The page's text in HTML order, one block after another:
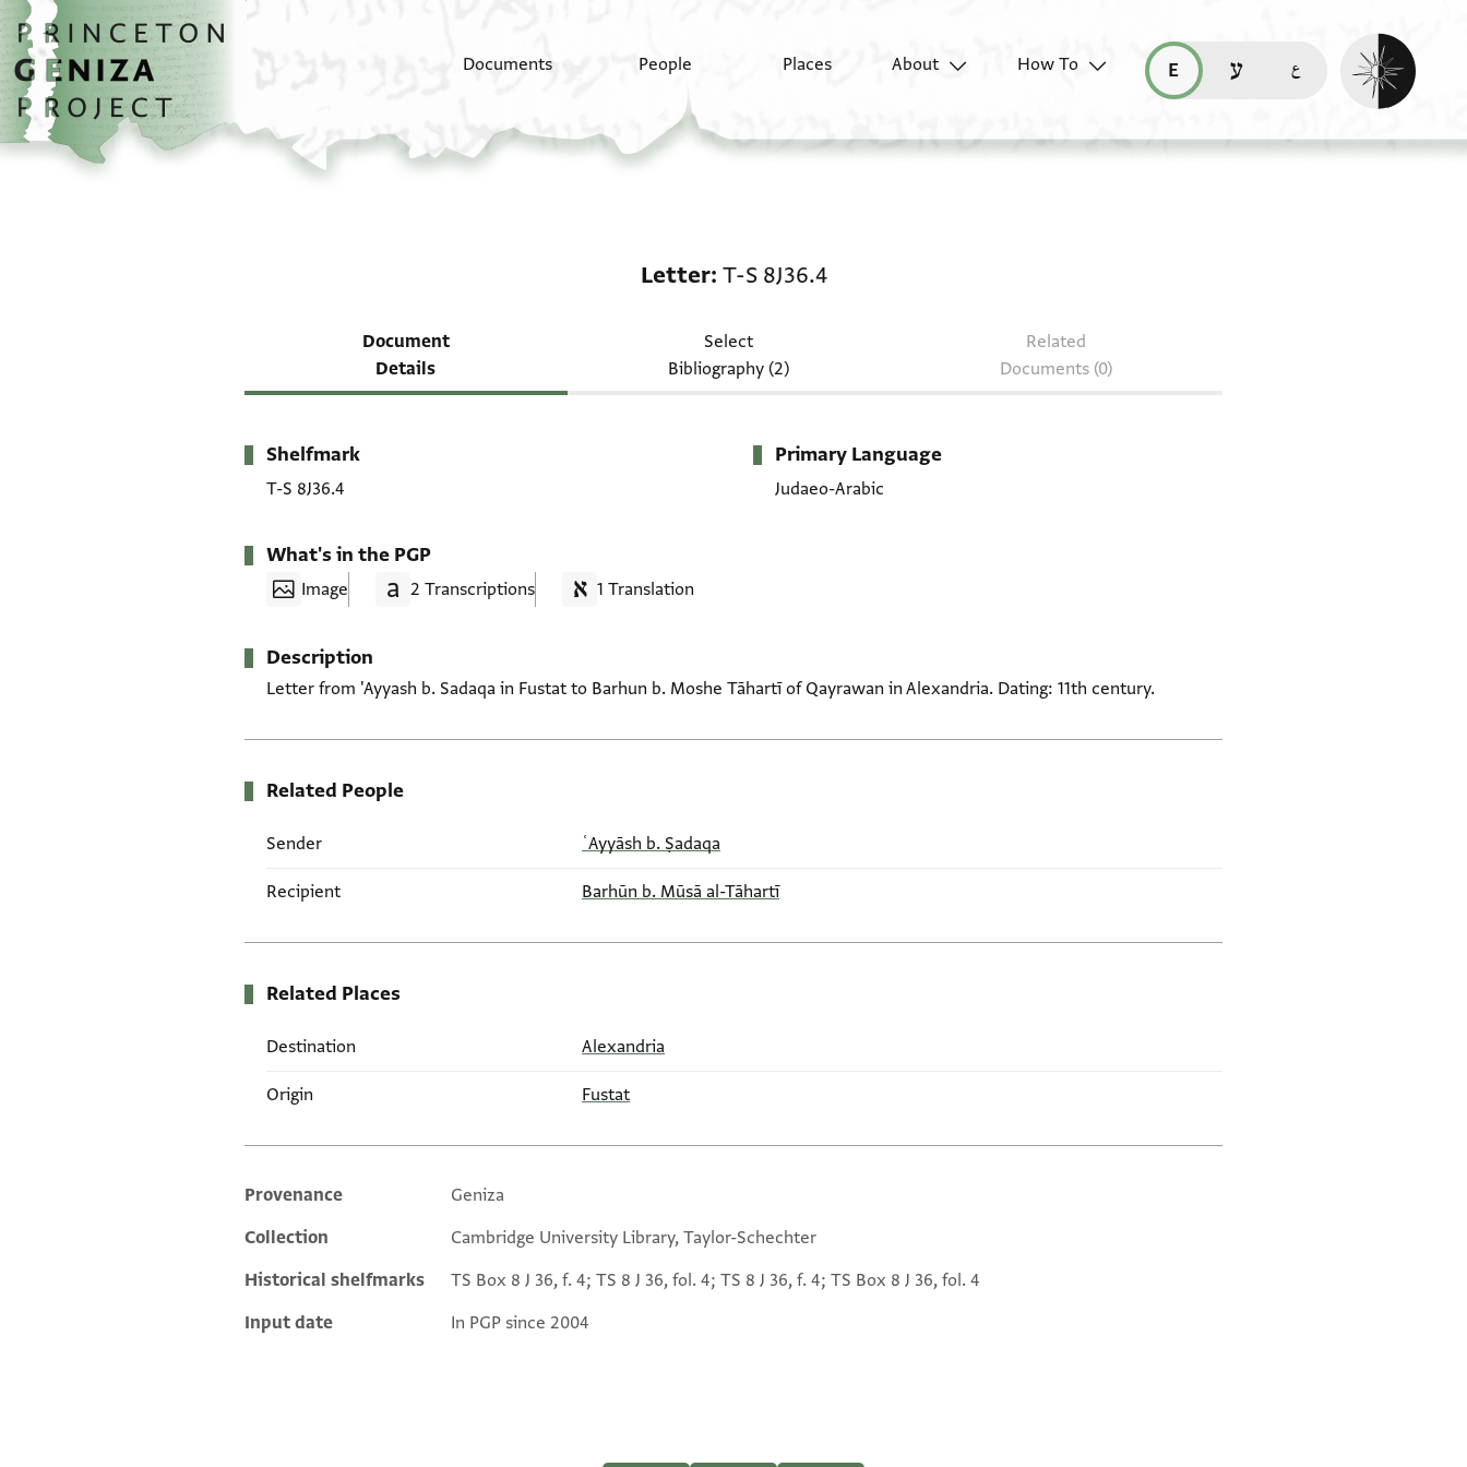
Skip to main content
home
Documents People Places About
How To
read this page in English (en)
קריאת העמוד ב-עברית (he)
Enable dark
Letter T-S 8J36.4
Document
Details
Select
Bibliography (2)
Related
Documents (0)
Metadata
Shelfmark
T-S 8J36.4
Primary Language
Judaeo-Arabic
What's in the PGP
Image 2 Transcriptions 1 Translation
Description
Letter from 'Ayyash b. Sadaqa in Fustat to Barhun b. Moshe Tāhartī of Qayrawan in Alexandria. Dating: 11th century.
Related People
Sender ʿAyyāsh b. Ṣadaqa
Recipient Barhūn b. Mūsā al-Tāhartī
Related Places
Destination Alexandria
Origin Fustat
Additional metadata
Provenance
Geniza
Collection
Cambridge University Library, Taylor-Schechter
Historical shelfmarks
TS Box 8 J 36, f. 4; TS 8 J 36, fol. 4; TS 8 J 36, f. 4; TS Box 8 J 36, fol. 4
Input date
In PGP since 2004